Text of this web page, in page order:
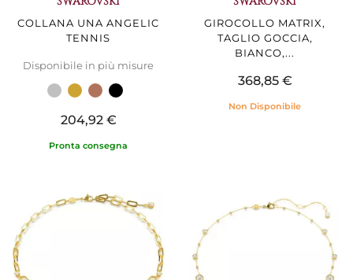
COLLANA UNA ANGELIC
TENNIS
Disponibile in più misure
204,92 €
Pronta consegna
GIROCOLLO MATRIX,
TAGLIO GOCCIA,
BIANCO,...
368,85 €
Non Disponibile